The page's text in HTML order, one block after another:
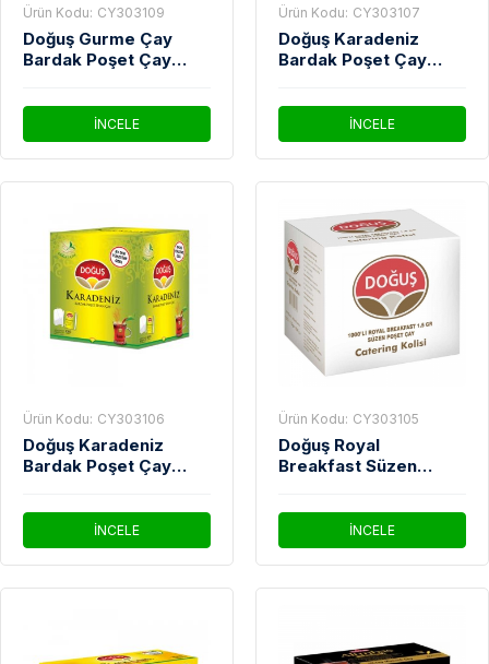
Ürün Kodu: CY303109
Doğuş Gurme Çay
Bardak Poşet Çay
İNCELE
Ürün Kodu: CY303107
Doğuş Karadeniz
Bardak Poşet Çay
İNCELE
Ürün Kodu: CY303106
Doğuş Karadeniz
Bardak Poşet Çay
İNCELE
Ürün Kodu: CY303105
Doğuş Royal
Breakfast Süzen
İNCELE